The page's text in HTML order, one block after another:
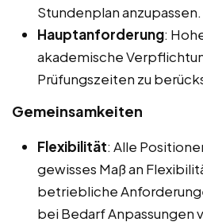
Stundenplan anzupassen.
Hauptanforderung:
akademische
Prüfungszeiten zu
Gemeinsamkeiten
Flexibilität: Alle
gewisses Maß an
betriebliche
bei Bedarf Anpassungen